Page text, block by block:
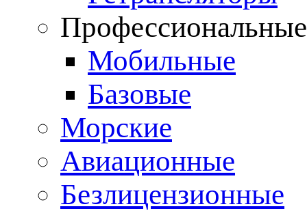
Мобильные
Базовые
Морские
Авиационные
Безлицензионные